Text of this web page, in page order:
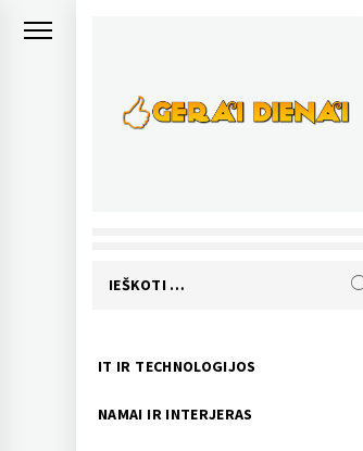
Ieškoti:
Primary
IT IR TECHNOLOGIJOS
NAMAI IR INTERJERAS